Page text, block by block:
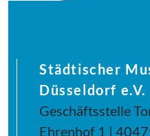
Städtischer
Düsseldorf
Geschäftsstelle
Ehrenhof 1 |